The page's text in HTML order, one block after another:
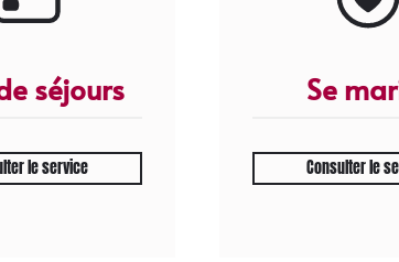
séjours
le service
Se
Consulter le